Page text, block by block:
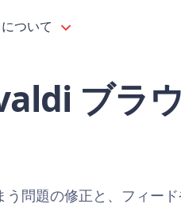
ついて
ブラ
問題の修正と、フィー